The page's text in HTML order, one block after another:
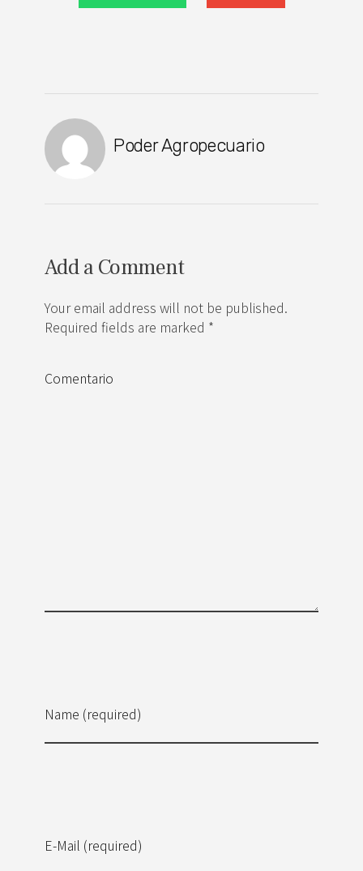
Poder Agropecuario
Add a Comment
Your email address will not be published.
Required fields are marked *
Name (required)
E-Mail (required)
Comentario